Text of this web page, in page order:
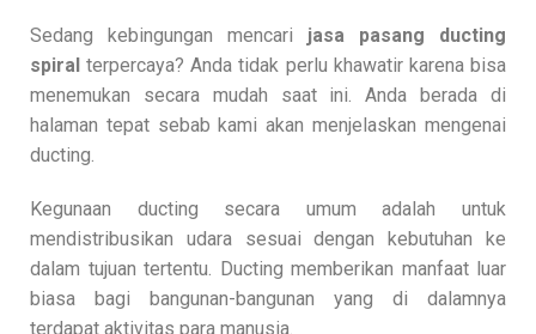
Sedang kebingungan mencari jasa pasang ducting
spiral terpercaya? Anda tidak perlu khawatir karena bisa
menemukan secara mudah saat ini. Anda berada di
halaman tepat sebab kami akan menjelaskan mengenai
ducting.
Kegunaan ducting secara umum adalah untuk
mendistribusikan udara sesuai dengan kebutuhan ke
dalam tujuan tertentu. Ducting memberikan manfaat luar
biasa bagi bangunan-bangunan yang di dalamnya
terdapat aktivitas para manusia.